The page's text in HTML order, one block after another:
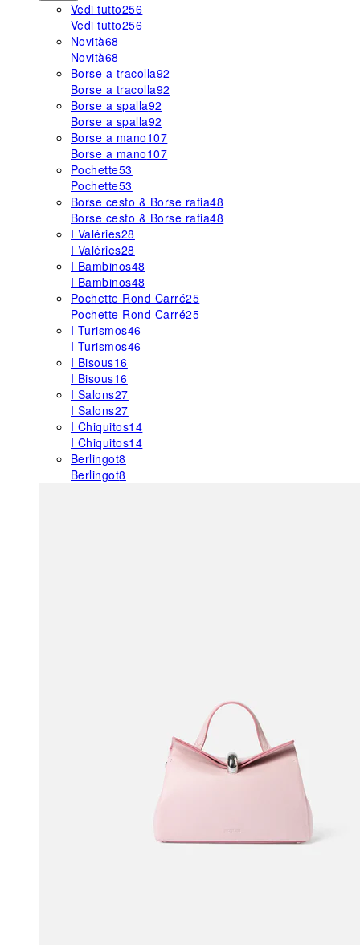
Vedi tutto256
Vedi tutto256
Novità68
Novità68
Borse a tracolla92
Borse a tracolla92
Borse a spalla92
Borse a spalla92
Borse a mano107
Borse a mano107
Pochette53
Pochette53
Borse cesto & Borse rafia48
Borse cesto & Borse rafia48
I Valéries28
I Valéries28
I Bambinos48
I Bambinos48
Pochette Rond Carré25
Pochette Rond Carré25
I Turismos46
I Turismos46
I Bisous16
I Bisous16
I Salons27
I Salons27
I Chiquitos14
I Chiquitos14
Berlingot8
Berlingot8